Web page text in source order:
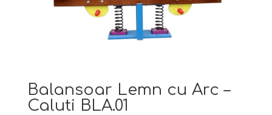
Balansoar Lemn cu Arc –
Caluti BLA.01